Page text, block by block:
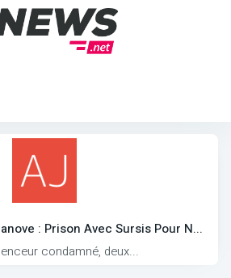
: Prison Avec Sursis Pour N...
condamné, deux...